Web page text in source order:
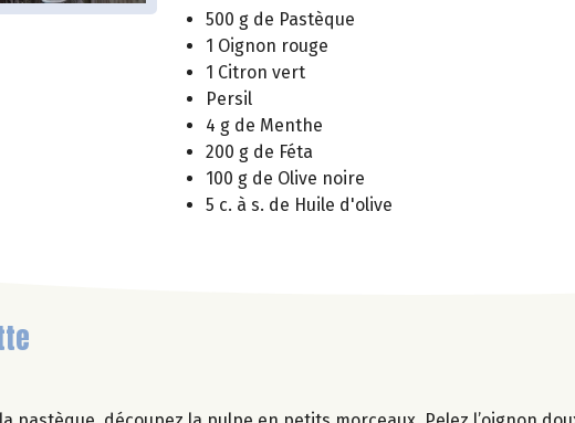
500 g de Pastèque
1 Oignon rouge
1 Citron vert
Persil
4 g de Menthe
200 g de Féta
100 g de Olive noire
5 c. à s. de Huile d'olive